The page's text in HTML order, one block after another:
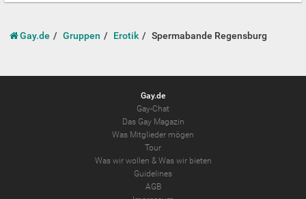
Gay.de Gruppen Erotik Spermabande Regensburg
Gay.de
Gay-Chat
Das Gay Magazin
Was Mitglieder mögen
Tour
Was wir wollen & Was wir bieten
Guidelines
AGB